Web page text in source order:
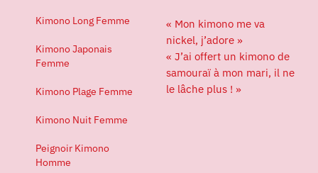
Kimono Long Femme
Kimono Japonais
Femme
Kimono Plage Femme
Kimono Nuit Femme
Peignoir Kimono
Homme
« Mon kimono me va
nickel, j’adore »
« J’ai offert un kimono de
samouraï à mon mari, il ne
le lâche plus ! »